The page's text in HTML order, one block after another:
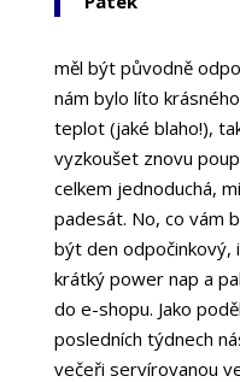
měl být původně
nám bylo líto
teplot (jaké blaho!),
vyzkoušet znovu
celkem jednoduchá,
padesát. No, co vám
být den odpočinkový,
krátký power nap a
do e-shopu. Jako
posledních týdnech
večeři servírovanou